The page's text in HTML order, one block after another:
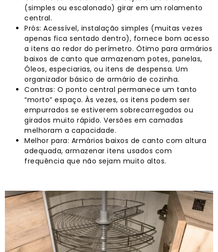
(simples ou escalonado) girar em um rolamento
central.
Prós: Acessível, instalação simples (muitas vezes
apenas fica sentado dentro), fornece bom acesso
a itens ao redor do perímetro. Ótimo para armários
baixos de canto que armazenam potes, panelas,
Óleos, especiarias, ou itens de despensa. Um
organizador básico de armário de cozinha.
Contras: O ponto central permanece um tanto
“morto” espaço. Às vezes, os itens podem ser
empurrados se estiverem sobrecarregados ou
girados muito rápido. Versões em camadas
melhoram a capacidade.
Melhor para: Armários baixos de canto com altura
adequada, armazenar itens usados ​​com
frequência que não sejam muito altos.